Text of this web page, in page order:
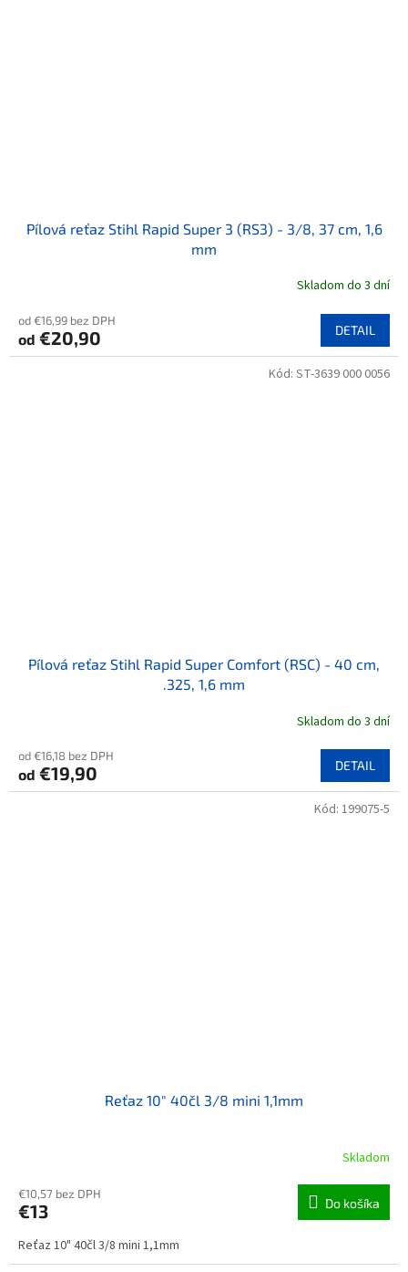
Pílová reťaz Stihl Rapid Super 3 (RS3) - 3/8, 37 cm, 1,6
mm
Skladom do 3 dní
od €16,99 bez DPH
od €20,90 DETAIL
Pílová reťaz Stihl Rapid Super Comfort (RSC) - 40 cm,
.325, 1,6 mm
Skladom do 3 dní
od €16,18 bez DPH
od €19,90 DETAIL
Kód: ST-3639 000 0056
Reťaz 10" 40čl 3/8 mini 1,1mm
Skladom
€10,57 bez DPH
€13 Do košíka
Reťaz 10" 40čl 3/8 mini 1,1mm
Kód: 199075-5